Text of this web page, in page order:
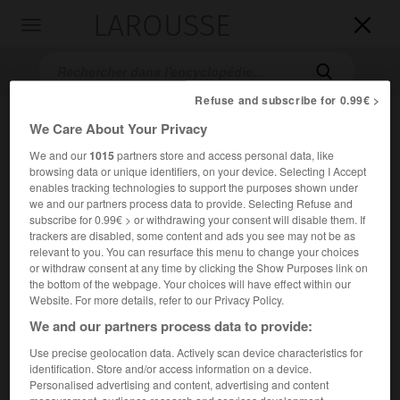


Accueil>Encyclopédie [litterature]> le Jardin de Plaisance
le Jardin de Plaisance
Cet article est extrait de l'ouvrage Larousse « Dictionnaire
mondial des littératures ».
Refuse and subscribe for 0.99€ >
We Care About Your Privacy
We and our1015partners store and access personal data, like
browsing data or unique identifiers, on your device. Selecting I Accept
enables tracking technologies to support the purposes shown under
we and our partners process data to provide. Selecting Refuse and
subscribe for 0.99€ > or withdrawing your consent will disable them. If
trackers are disabled, some content and ads you see may not be as
relevant to you. You can resurface this menu to change your choices
or withdraw consent at any time by clicking the Show Purposes link on
the bottom of the webpage. Your choices will have effect within our
Website. For more details, refer to our Privacy Policy.
We and our partners process data to provide:
Use precise geolocation data. Actively scan device characteristics for
identification. Store and/or access information on a device.
Personalised advertising and content, advertising and content